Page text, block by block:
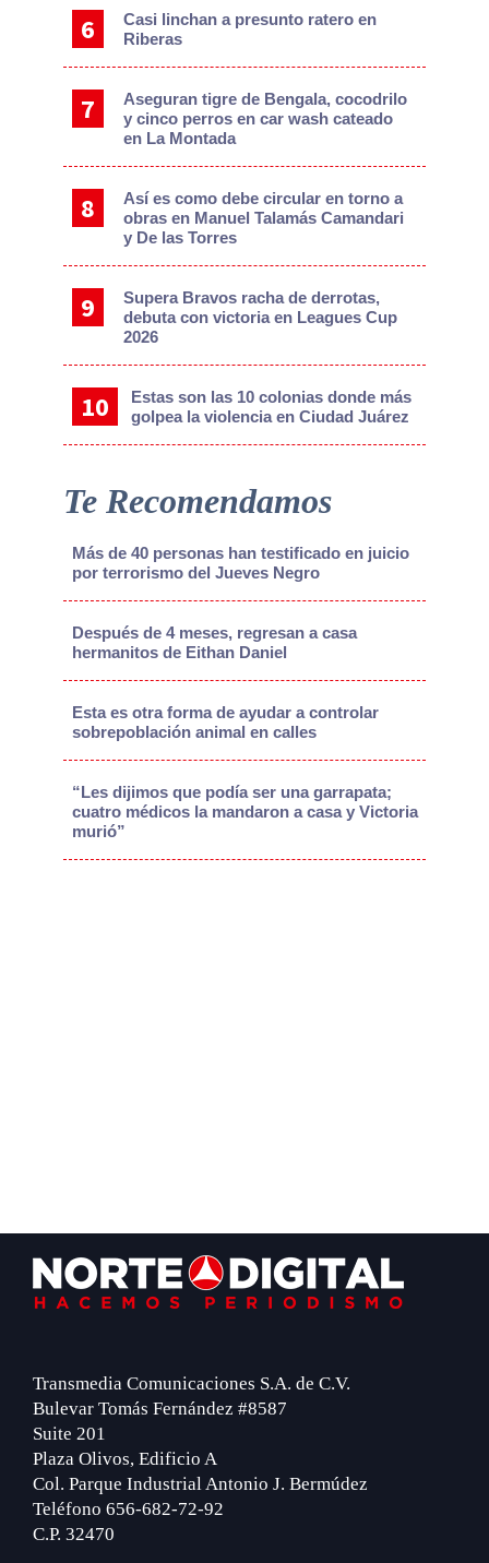
Casi linchan a presunto ratero en
Riberas
Aseguran tigre de Bengala, cocodrilo
y cinco perros en car wash cateado
en La Montada
Así es como debe circular en torno a
obras en Manuel Talamás Camandari
y De las Torres
Supera Bravos racha de derrotas,
debuta con victoria en Leagues Cup
2026
Estas son las 10 colonias donde más
golpea la violencia en Ciudad Juárez
Te Recomendamos
Más de 40 personas han testificado en juicio
por terrorismo del Jueves Negro
Después de 4 meses, regresan a casa
hermanitos de Eithan Daniel
Esta es otra forma de ayudar a controlar
sobrepoblación animal en calles
“Les dijimos que podía ser una garrapata;
cuatro médicos la mandaron a casa y Victoria
murió”
Footer
Transmedia Comunicaciones S.A. de C.V.
Bulevar Tomás Fernández #8587
Suite 201
Plaza Olivos, Edificio A
Col. Parque Industrial Antonio J. Bermúdez
Teléfono 656-682-72-92
C.P. 32470